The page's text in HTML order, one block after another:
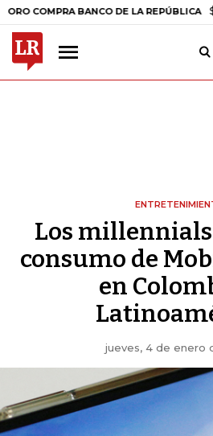
BANCO DE LA REPÚBLICA $
Los
consumo de
en
jueves, 4 de enero